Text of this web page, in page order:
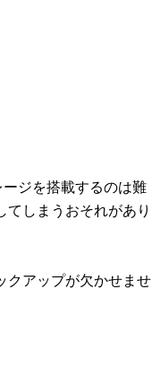
ジを搭載するのは難
しまうおそれがあり
クアップが欠かせませ